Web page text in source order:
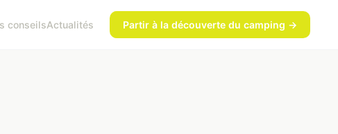
conseilsActualités Partir à la découverte du camping →